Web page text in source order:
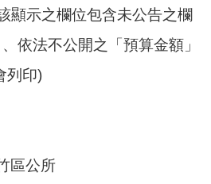
顯示之欄位包含未公告之欄
依法不公開之「預算金額」
列印)
區公所